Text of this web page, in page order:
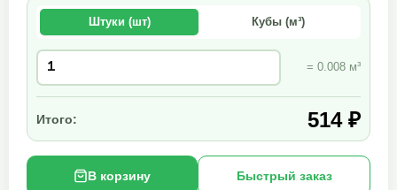
Штуки (шт) Кубы (м³)
= 0.008 м³
Итого: 514 ₽
В корзину Быстрый заказ